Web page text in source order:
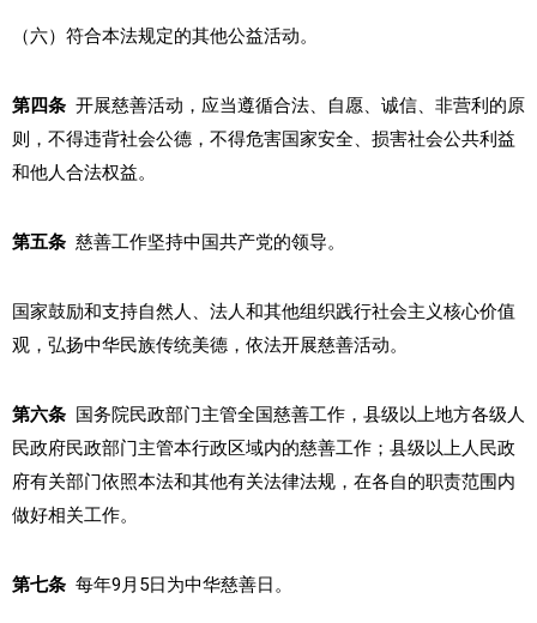
（六）符合本法规定的其他公益活动。
第四条 开展慈善活动，应当遵循合法、自愿、诚信、非营利的原
则，不得违背社会公德，不得危害国家安全、损害社会公共利益
和他人合法权益。
第五条 慈善工作坚持中国共产党的领导。
国家鼓励和支持自然人、法人和其他组织践行社会主义核心价值
观，弘扬中华民族传统美德，依法开展慈善活动。
第六条 国务院民政部门主管全国慈善工作，县级以上地方各级人
民政府民政部门主管本行政区域内的慈善工作；县级以上人民政
府有关部门依照本法和其他有关法律法规，在各自的职责范围内
做好相关工作。
第七条 每年9月5日为中华慈善日。